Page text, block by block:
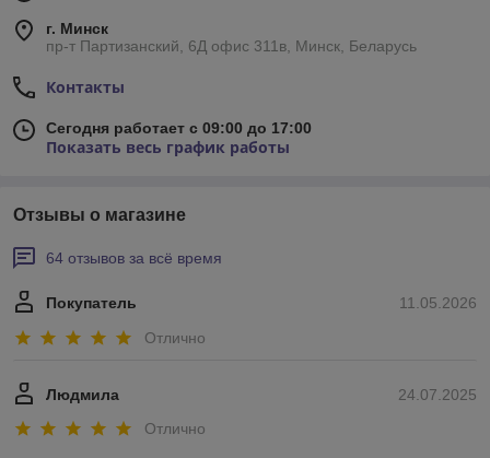
г. Минск
пр-т Партизанский, 6Д офис 311в, Минск, Беларусь
Контакты
Сегодня работает с 09:00 до 17:00
Показать весь график работы
Отзывы о магазине
64 отзывов за всё время
11.05.2026
Покупатель
Отлично
24.07.2025
Людмила
Отлично